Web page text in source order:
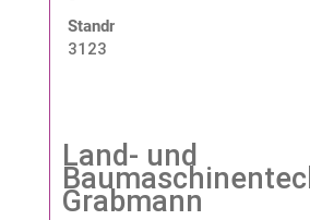
Standnummer:
3123
Land- und
Grabmann